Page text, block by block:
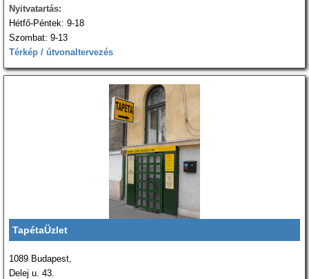
Nyitvatartás:
Hétfő-Péntek: 9-18
Szombat: 9-13
Térkép / útvonaltervezés
TapétaÜzlet
1089 Budapest,
Delej u. 43.